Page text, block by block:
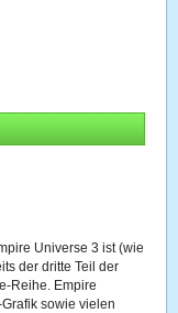
Universe 3 ist (wie
der dritte Teil der
Reihe. Empire
sowie vielen